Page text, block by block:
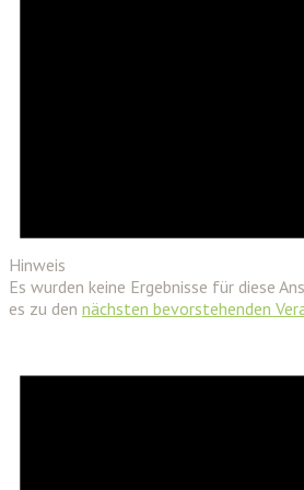
Hinweis
Es wurden keine Ergebnisse für diese
es zu den nächsten bevorstehenden